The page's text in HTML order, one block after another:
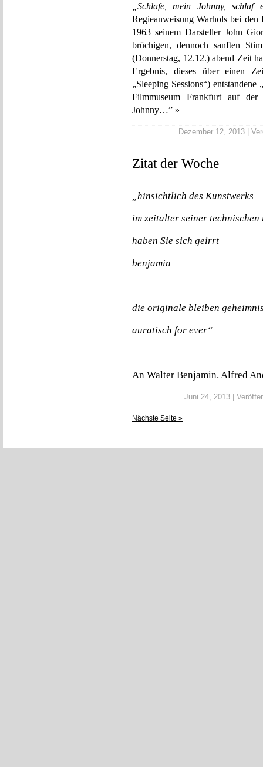
„Schlafe, mein Johnny, schlaf
Regieanweisung Warhols bei
1963 seinem Darsteller John
brüchigen, dennoch sanften
(Donnerstag, 12.12.) abend Zeit
Ergebnis, dieses über einen
„Sleeping Sessions“)
Filmmuseum Frankfurt auf
Johnny…” »
Dezember 12, 2013 |
Zitat der Woche
„hinsichtlich des Kunstwerks
im zeitalter seiner
haben Sie sich geirrt
benjamin
die originale bleiben
auratisch for ever“
An Walter Benjamin. Alfred
Juni 24, 2013 |
Nächste Seite »